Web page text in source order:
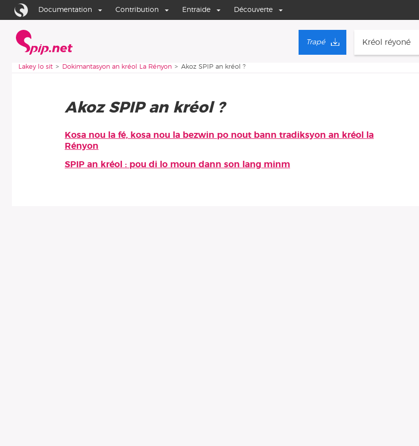
Aller au contenu
Aller à la navigation
Documentation Contribution Entraide Découverte
Kréol réyoné
Trapé
Vous êtes ici :
Lakey lo sit Dokimantasyon an kréol La Rényon Akoz SPIP an kréol ?
Akoz SPIP an kréol ?
Bann zartik andann ribrik-la
Kosa nou la fé, kosa nou la bezwin po nout bann tradiksyon an kréol la
Rényon
SPIP an kréol : pou di lo moun dann son lang minm